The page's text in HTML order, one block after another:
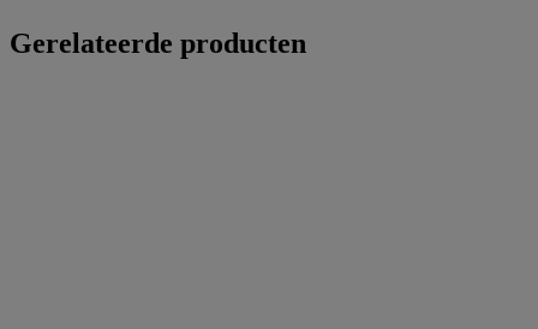
Gerelateerde producten